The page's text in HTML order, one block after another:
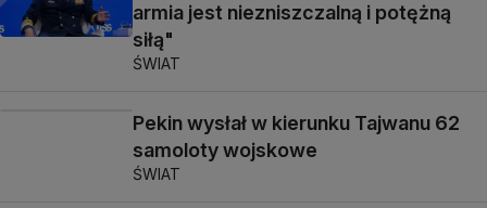
armia jest niezniszczalną i potężną
siłą"
ŚWIAT
Pekin wysłał w kierunku Tajwanu 62
samoloty wojskowe
ŚWIAT